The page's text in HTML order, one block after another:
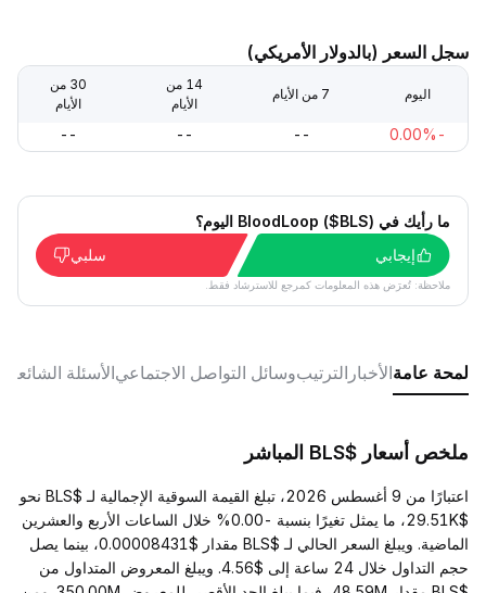
سجل السعر (بالدولار الأمريكي)
اليوم 7 من الأيام
14 من
الأيام
30 من
الأيام
-0.00%
--
--
--
ما رأيك في BloodLoop ($BLS) اليوم؟
إيجابي
سلبي
ملاحظة: تُعرَض هذه المعلومات كمرجع للاسترشاد فقط.
لمحة عامةالأخبار الترتيبوسائل التواصل الاجتماعيالأسئلة الشائعة
ملخص أسعار $BLS المباشر
اعتبارًا من 9 أغسطس 2026، تبلغ القيمة السوقية الإجمالية لـ $BLS نحو
$29.51K، ما يمثل تغيرًا بنسبة -0.00% خلال الساعات الأربع والعشرين
الماضية. ويبلغ السعر الحالي لـ $BLS مقدار $0.00008431، بينما يصل
حجم التداول خلال 24 ساعة إلى $4.56. ويبلغ المعروض المتداول من